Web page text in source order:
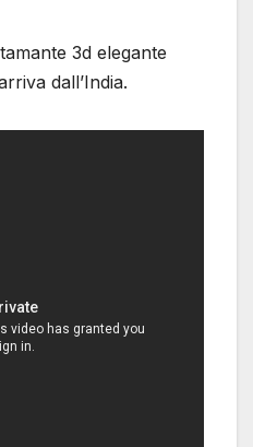
3d elegante
dall’India.